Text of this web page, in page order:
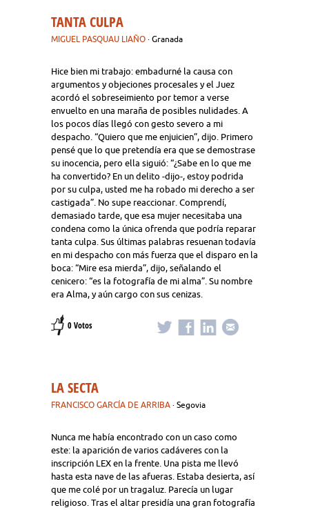
TANTA CULPA
MIGUEL PASQUAU LIAÑO · Granada
Hice bien mi trabajo: embadurné la causa con
argumentos y objeciones procesales y el Juez
acordó el sobreseimiento por temor a verse
envuelto en una maraña de posibles nulidades. A
los pocos días llegó con gesto severo a mi
despacho. “Quiero que me enjuicien”, dijo. Primero
pensé que lo que pretendía era que se demostrase
su inocencia, pero ella siguió: “¿Sabe en lo que me
ha convertido? En un delito -dijo-, estoy podrida
por su culpa, usted me ha robado mi derecho a ser
castigada”. No supe reaccionar. Comprendí,
demasiado tarde, que esa mujer necesitaba una
condena como la única ofrenda que podría reparar
tanta culpa. Sus últimas palabras resuenan todavía
en mi despacho con más fuerza que el disparo en la
boca: “Mire esa mierda”, dijo, señalando el
cenicero: “es la fotografía de mi alma”. Su nombre
era Alma, y aún cargo con sus cenizas.
0 Votos
LA SECTA
FRANCISCO GARCÍA DE ARRIBA · Segovia
Nunca me había encontrado con un caso como
este: la aparición de varios cadáveres con la
inscripción LEX en la frente. Una pista me llevó
hasta esta nave de las afueras. Estaba desierta, así
que me colé por un tragaluz. Parecía un lugar
religioso. Tras el altar presidía una gran fotografía